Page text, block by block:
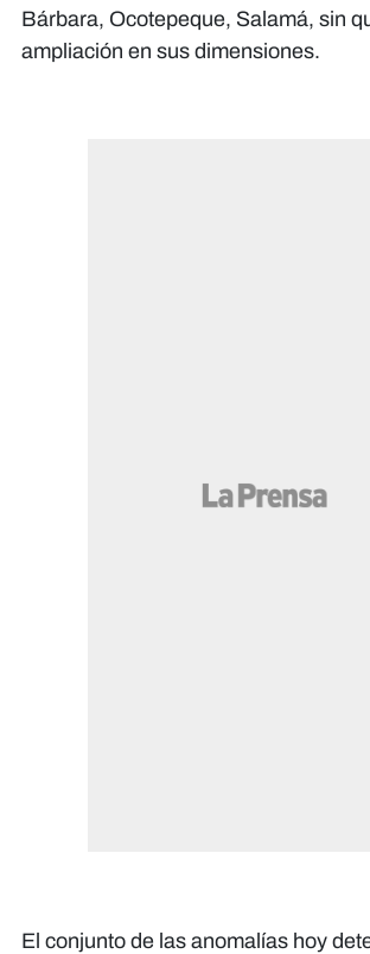
Bárbara, Ocotepeque, Salamá, sin
ampliación en sus dimensiones.
El conjunto de las anomalías hoy